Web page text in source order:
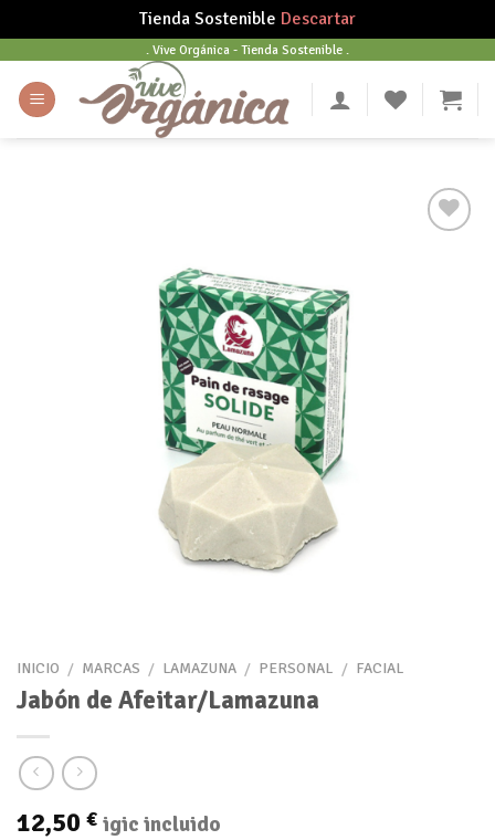
Tienda Sostenible Descartar
content
. Vive Orgánica - Tienda Sostenible .
INICIO / MARCAS / LAMAZUNA / PERSONAL / FACIAL
Jabón de Afeitar/Lamazuna
12,50 € igic incluido